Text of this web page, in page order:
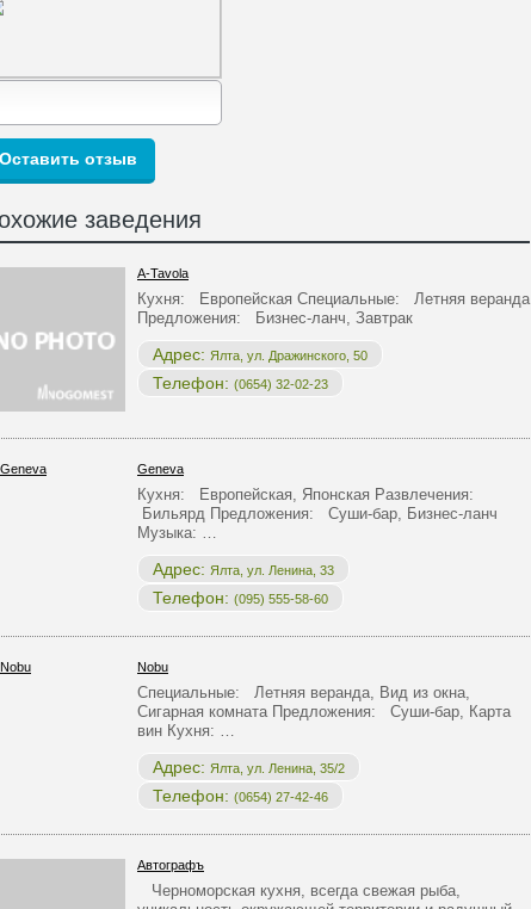
заведения
A-Tavola
Кухня: Европейская Специальные: Летняя веранда
Предложения: Бизнес-ланч, Завтрак
Адрес: Ялта, ул. Дражинского, 50
Телефон: (0654) 32-02-23
Geneva
Кухня: Европейская, Японская Развлечения:
Бильярд Предложения: Суши-бар, Бизнес-ланч
Музыка: …
Адрес: Ялта, ул. Ленина, 33
Телефон: (095) 555-58-60
Nobu
Специальные: Летняя веранда, Вид из окна,
Сигарная комната Предложения: Суши-бар, Карта
вин Кухня: …
Адрес: Ялта, ул. Ленина, 35/2
Телефон: (0654) 27-42-46
Автографъ
Черноморская кухня, всегда свежая рыба,